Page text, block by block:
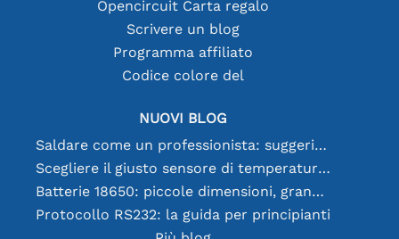
Opencircuit Carta regalo
Scrivere un blog
Programma affiliato
Codice colore del
NUOVI BLOG
Saldare come un professionista: suggerimenti per connessioni elettroniche perfette
Scegliere il giusto sensore di temperatura [youtube]
Batterie 18650: piccole dimensioni, grandi prestazioni
Protocollo RS232: la guida per principianti